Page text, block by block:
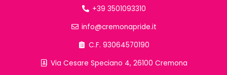
o
o
k
g
r
a
m
r
a
m
+39 3501093310
info@cremonapride.it
C.F. 93064570190
Via Cesare Speciano 4, 26100 Cremona